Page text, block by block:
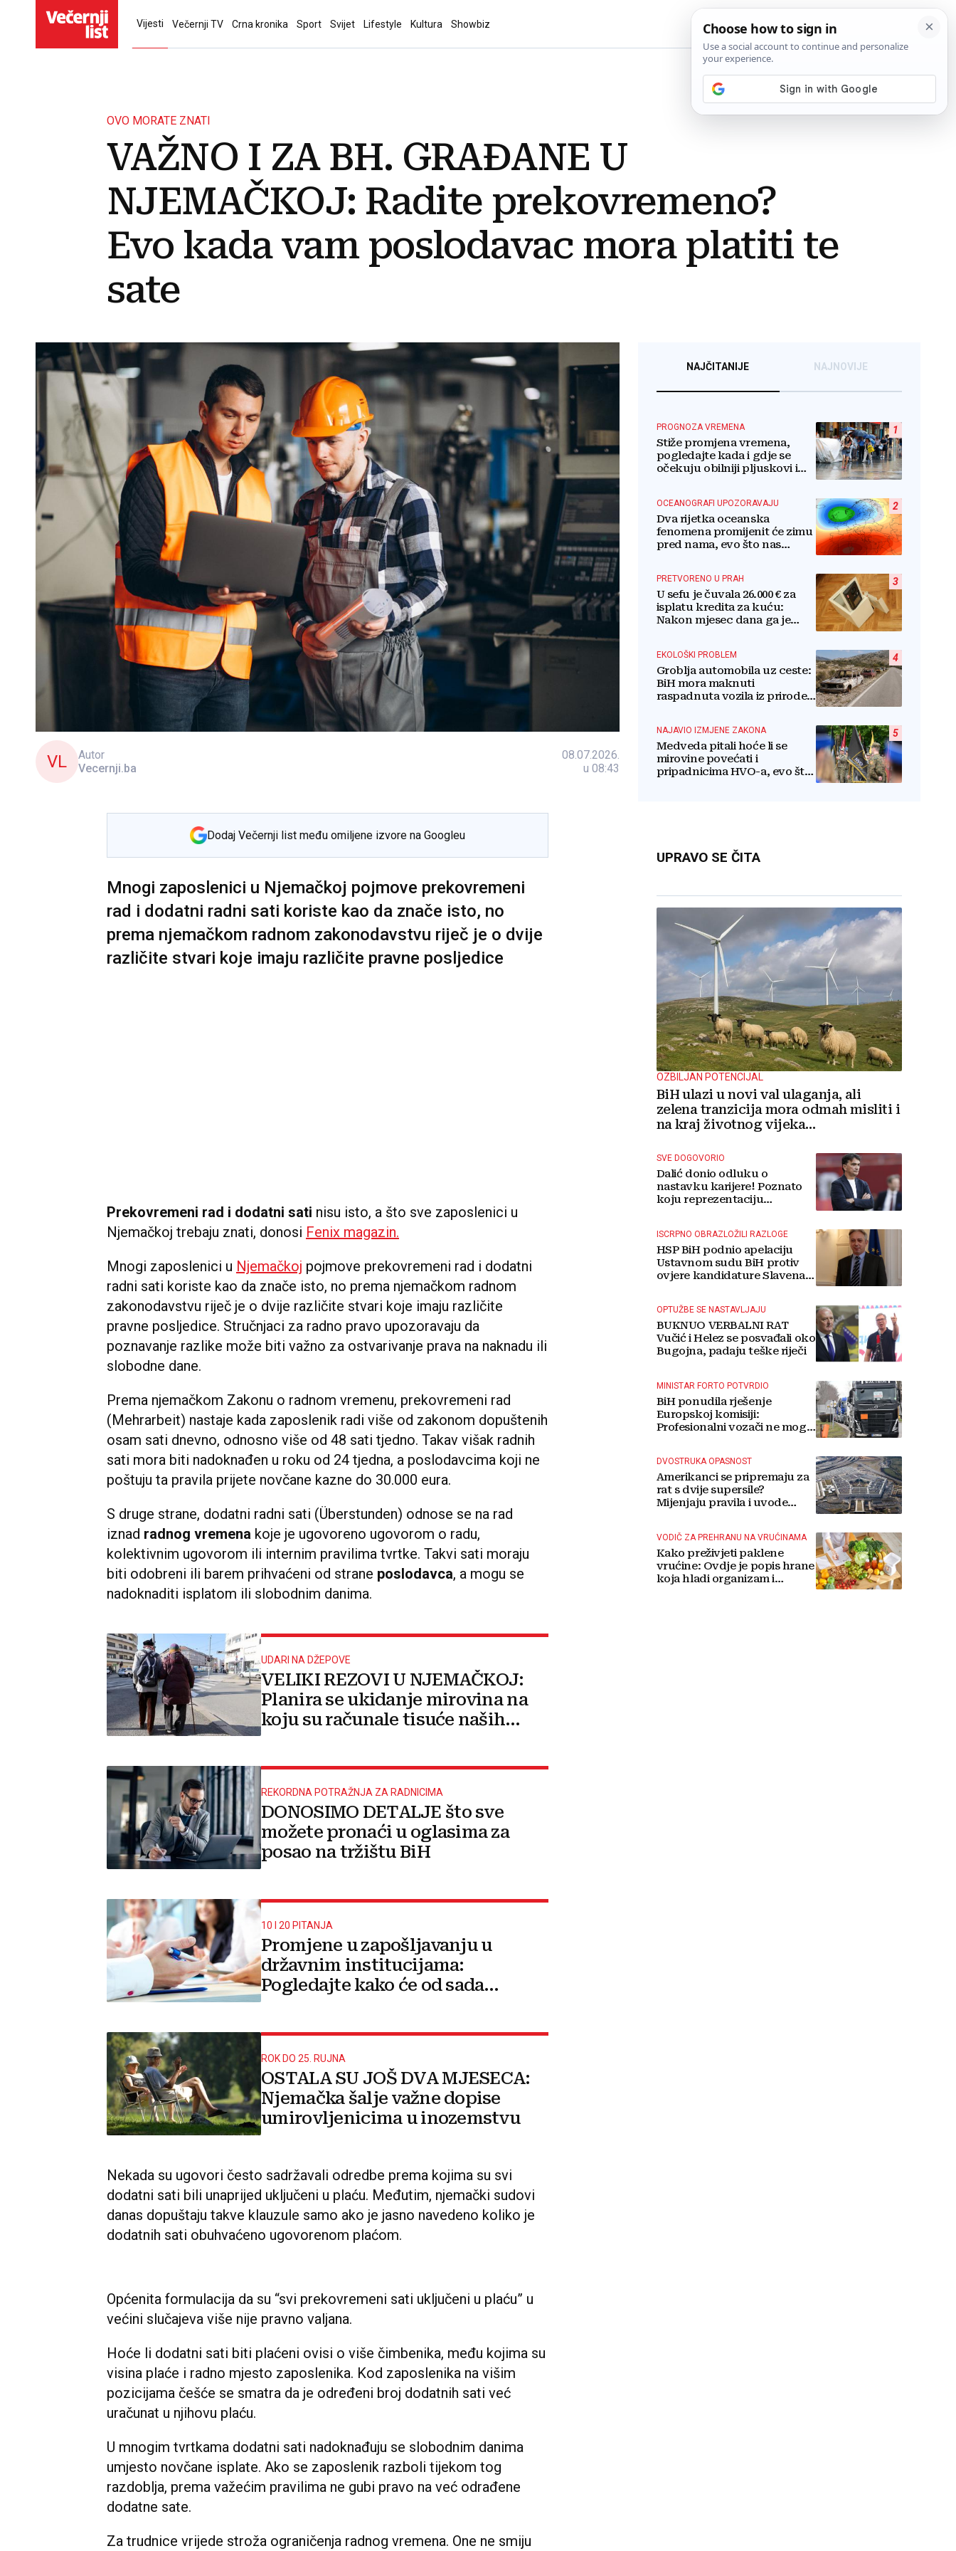
Vijesti Večernji TV Crna kronika Sport Svijet Lifestyle Kultura Showbiz
OVO MORATE ZNATI
VAŽNO I ZA BH. GRAĐANE U
NJEMAČKOJ: Radite prekovremeno?
Evo kada vam poslodavac mora platiti te
sate
VL
Autor
Vecernji.ba
08.07.2026.
u 08:43
Dodaj Večernji list među omiljene izvore na Googleu
Mnogi zaposlenici u Njemačkoj pojmove prekovremeni
rad i dodatni radni sati koriste kao da znače isto, no
prema njemačkom radnom zakonodavstvu riječ je o dvije
različite stvari koje imaju različite pravne posljedice
Prekovremeni rad i dodatni sati nisu isto, a što sve zaposlenici u
Njemačkoj trebaju znati, donosi Fenix magazin.
Mnogi zaposlenici u Njemačkoj pojmove prekovremeni rad i dodatni
radni sati koriste kao da znače isto, no prema njemačkom radnom
zakonodavstvu riječ je o dvije različite stvari koje imaju različite
pravne posljedice. Stručnjaci za radno pravo upozoravaju da
poznavanje razlike može biti važno za ostvarivanje prava na naknadu ili
slobodne dane.
Prema njemačkom Zakonu o radnom vremenu, prekovremeni rad
(Mehrarbeit) nastaje kada zaposlenik radi više od zakonom dopuštenih
osam sati dnevno, odnosno više od 48 sati tjedno. Takav višak radnih
sati mora biti nadoknađen u roku od 24 tjedna, a poslodavcima koji ne
poštuju ta pravila prijete novčane kazne do 30.000 eura.
S druge strane, dodatni radni sati (Überstunden) odnose se na rad
iznad radnog vremena koje je ugovoreno ugovorom o radu,
kolektivnim ugovorom ili internim pravilima tvrtke. Takvi sati moraju
biti odobreni ili barem prihvaćeni od strane poslodavca, a mogu se
nadoknaditi isplatom ili slobodnim danima.
UDARI NA DŽEPOVE
VELIKI REZOVI U NJEMAČKOJ:
Planira se ukidanje mirovina na
koju su računale tisuće naših
REKORDNA POTRAŽNJA ZA RADNICIMA
DONOSIMO DETALJE što sve
možete pronaći u oglasima za
posao na tržištu BiH
10 I 20 PITANJA
Promjene u zapošljavanju u
državnim institucijama:
Pogledajte kako će od sada
ROK DO 25. RUJNA
OSTALA SU JOŠ DVA MJESECA:
Njemačka šalje važne dopise
umirovljenicima u inozemstvu
Nekada su ugovori često sadržavali odredbe prema kojima su svi
dodatni sati bili unaprijed uključeni u plaću. Međutim, njemački sudovi
danas dopuštaju takve klauzule samo ako je jasno navedeno koliko je
dodatnih sati obuhvaćeno ugovorenom plaćom.
Općenita formulacija da su “svi prekovremeni sati uključeni u plaću” u
većini slučajeva više nije pravno valjana.
Hoće li dodatni sati biti plaćeni ovisi o više čimbenika, među kojima su
visina plaće i radno mjesto zaposlenika. Kod zaposlenika na višim
pozicijama češće se smatra da je određeni broj dodatnih sati već
uračunat u njihovu plaću.
U mnogim tvrtkama dodatni sati nadoknađuju se slobodnim danima
umjesto novčane isplate. Ako se zaposlenik razboli tijekom tog
razdoblja, prema važećim pravilima ne gubi pravo na već odrađene
dodatne sate.
Za trudnice vrijede stroža ograničenja radnog vremena. One ne smiju
NAJČITANIJE NAJNOVIJE
1
PROGNOZA VREMENA
Stiže promjena vremena,
pogledajte kada i gdje se
očekuju obilniji pljuskovi i
2
OCEANOGRAFI UPOZORAVAJU
Dva rijetka oceanska
fenomena promijenit će zimu
pred nama, evo što nas
3
PRETVORENO U PRAH
U sefu je čuvala 26.000 € za
isplatu kredita za kuću:
Nakon mjesec dana ga je
4
EKOLOŠKI PROBLEM
Groblja automobila uz ceste:
BiH mora maknuti
raspadnuta vozila iz prirode i
5
NAJAVIO IZMJENE ZAKONA
Medveda pitali hoće li se
mirovine povećati i
pripadnicima HVO-a, evo što
UPRAVO SE ČITA
OZBILJAN POTENCIJAL
BiH ulazi u novi val ulaganja, ali
zelena tranzicija mora odmah misliti i
na kraj životnog vijeka
SVE DOGOVORIO
Dalić donio odluku o
nastavku karijere! Poznato
koju reprezentaciju
ISCRPNO OBRAZLOŽILI RAZLOGE
HSP BiH podnio apelaciju
Ustavnom sudu BiH protiv
ovjere kandidature Slavena
OPTUŽBE SE NASTAVLJAJU
BUKNUO VERBALNI RAT
Vučić i Helez se posvađali oko
Bugojna, padaju teške riječi
MINISTAR FORTO POTVRDIO
BiH ponudila rješenje
Europskoj komisiji:
Profesionalni vozači ne mogu
DVOSTRUKA OPASNOST
Amerikanci se pripremaju za
rat s dvije supersile?
Mijenjaju pravila i uvode
VODIČ ZA PREHRANU NA VRUĆINAMA
Kako preživjeti paklene
vrućine: Ovdje je popis hrane
koja hladi organizam i